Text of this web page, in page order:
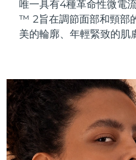
唯一具有4種革命性微電
™ 2旨在調節面部和頸部
美的輪廓、年輕緊致的肌
LUNA™ 4
Massage,
For men, anti-
LUNA™ 4
For young
BEAR™ 2
Microcurrent
Microcurrent
面部提拉護
Premium
UFO™ 3 套
Deep facial
Near-infrared
device
UFO™ 3
Red light
issa™ 4
Hybrid
issa™ 4
Smart hybrid
issa™ 4
Hybrid
FAQ™ 抗老護理
抗老
FAQ™ 101
Clinical anti-
FAQ™ 201
LED mask
汶萊
保加利亞
智利
中國
哥倫比亞